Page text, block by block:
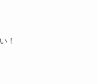
！